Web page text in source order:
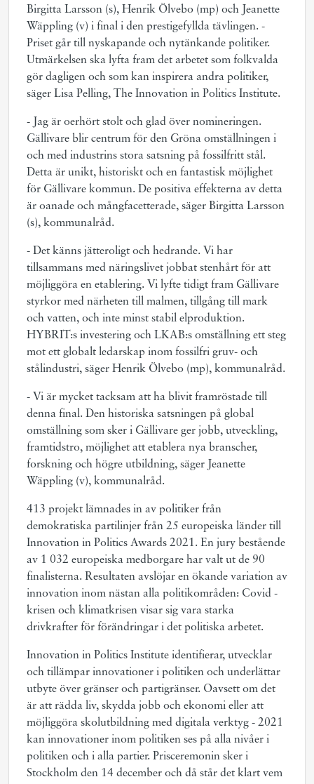
Birgitta Larsson (s), Henrik Ölvebo (mp) och Jeanette
Wäppling (v) i final i den prestigefyllda tävlingen. -
Priset går till nyskapande och nytänkande politiker.
Utmärkelsen ska lyfta fram det arbetet som folkvalda
gör dagligen och som kan inspirera andra politiker,
säger Lisa Pelling, The Innovation in Politics Institute.
- Jag är oerhört stolt och glad över nomineringen.
Gällivare blir centrum för den Gröna omställningen i
och med industrins stora satsning på fossilfritt stål.
Detta är unikt, historiskt och en fantastisk möjlighet
för Gällivare kommun. De positiva effekterna av detta
är oanade och mångfacetterade, säger Birgitta Larsson
(s), kommunalråd.
- Det känns jätteroligt och hedrande. Vi har
tillsammans med näringslivet jobbat stenhårt för att
möjliggöra en etablering. Vi lyfte tidigt fram Gällivare
styrkor med närheten till malmen, tillgång till mark
och vatten, och inte minst stabil elproduktion.
HYBRIT:s investering och LKAB:s omställning ett steg
mot ett globalt ledarskap inom fossilfri gruv- och
stålindustri, säger Henrik Ölvebo (mp), kommunalråd.
- Vi är mycket tacksam att ha blivit framröstade till
denna final. Den historiska satsningen på global
omställning som sker i Gällivare ger jobb, utveckling,
framtidstro, möjlighet att etablera nya branscher,
forskning och högre utbildning, säger Jeanette
Wäppling (v), kommunalråd.
413 projekt lämnades in av politiker från
demokratiska partilinjer från 25 europeiska länder till
Innovation in Politics Awards 2021. En jury bestående
av 1 032 europeiska medborgare har valt ut de 90
finalisterna. Resultaten avslöjar en ökande variation av
innovation inom nästan alla politikområden: Covid -
krisen och klimatkrisen visar sig vara starka
drivkrafter för förändringar i det politiska arbetet.
Innovation in Politics Institute identifierar, utvecklar
och tillämpar innovationer i politiken och underlättar
utbyte över gränser och partigränser. Oavsett om det
är att rädda liv, skydda jobb och ekonomi eller att
möjliggöra skolutbildning med digitala verktyg - 2021
kan innovationer inom politiken ses på alla nivåer i
politiken och i alla partier. Prisceremonin sker i
Stockholm den 14 december och då står det klart vem